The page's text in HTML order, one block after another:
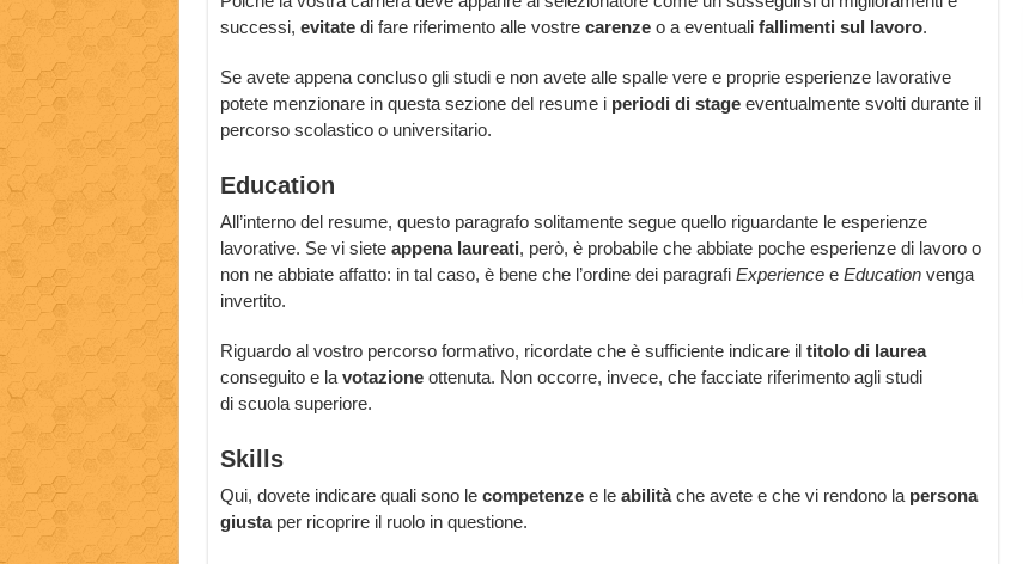
successi, evitatedi fare riferimento alle vostrecarenzeo a eventuali fallimenti sul lavoro.
Se avete appena concluso gli studi e non avete alle spalle vere e proprie esperienze lavorative
potete menzionare in questa sezione del resume iperiodi di stageeventualmente svolti durante il
percorso scolastico o universitario.
Education
All’interno del resume, questo paragrafo solitamente segue quello riguardante le esperienze
lavorative. Se vi siete appena laureati, però, è probabile che abbiate poche esperienze di lavoro o
non ne abbiate affatto: in tal caso, è bene che l’ordine dei paragrafi ExperienceeEducationvenga
invertito.
Riguardo al vostro percorso formativo, ricordate che è sufficiente indicare iltitolo di laurea
conseguito e la votazioneottenuta. Non occorre, invece, che facciate riferimento agli studi
di scuola superiore.
Skills
Qui, dovete indicare quali sono le competenzee leabilitàche avete e che vi rendono la persona
giustaper ricoprire il ruolo in questione.